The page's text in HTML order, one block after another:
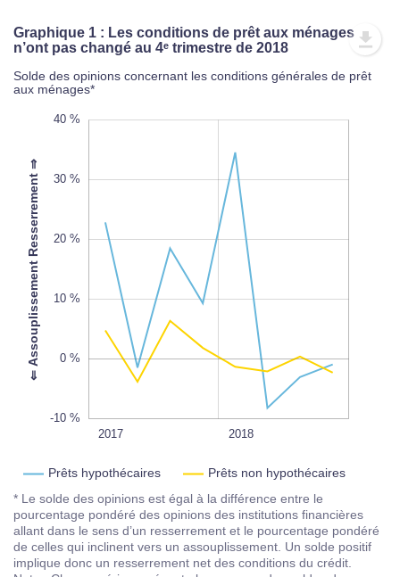
Graphique 1 : Les conditions de prêt aux ménages
n’ont pas changé au 4ᵉ trimestre de 2018
Solde des opinions concernant les conditions générales de prêt
aux ménages*
⇐ Assouplissement Resserrement ⇒
40 %
30 %
20 %
10 %
0 %
-10 %
L
2017T1
2017T3
2020
2019 2018
2017
100%
Prêts hypothécaires Prêts non hypothécaires
* Le solde des opinions est égal à la différence entre le
pourcentage pondéré des opinions des institutions financières
allant dans le sens d’un resserrement et le pourcentage pondéré
de celles qui inclinent vers un assouplissement. Un solde positif
implique donc un resserrement net des conditions du crédit.